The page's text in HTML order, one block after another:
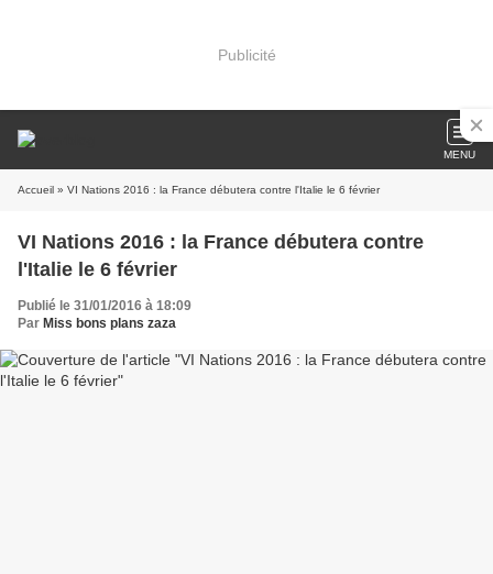
Publicité
MENU
Accueil » VI Nations 2016 : la France débutera contre l'Italie le 6 février
VI Nations 2016 : la France débutera contre
l'Italie le 6 février
Publié le 31/01/2016 à 18:09
Par Miss bons plans zaza